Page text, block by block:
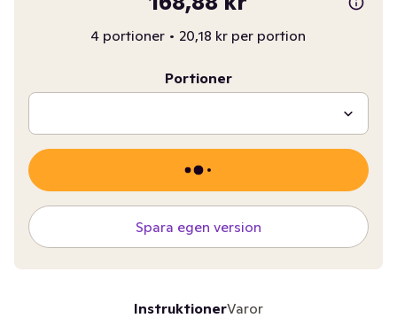
4 portioner • 20,18 kr per portion
Portioner
Spara egen version
InstruktionerVaror